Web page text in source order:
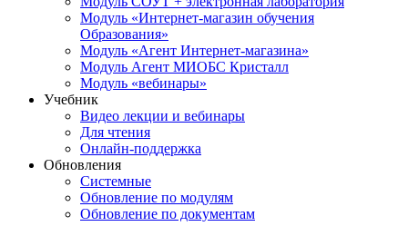
Модуль «Интернет-магазин обучения
Образования»
Модуль «Агент Интернет-магазина»
Модуль Агент МИОБС Кристалл
Модуль «вебинары»
Учебник
Видео лекции и вебинары
Для чтения
Онлайн-поддержка
Обновления
Системные
Обновление по модулям
Обновление по документам